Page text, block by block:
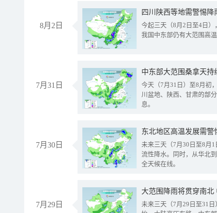
8月2日
今起三天（8月2日至4日
我国中东部仍有大范围高
7月31日
中东部大范围桑拿天
今天（7月31日）至8月初
川盆地、陕西、甘肃的部
息。
7月30日
东北地区高温发展需
未来三天（7月30日至8月
流性降水。同时，从华北
全天候在线。
7月29日
大范围降雨将贯穿南
未来三天（7月29日至31